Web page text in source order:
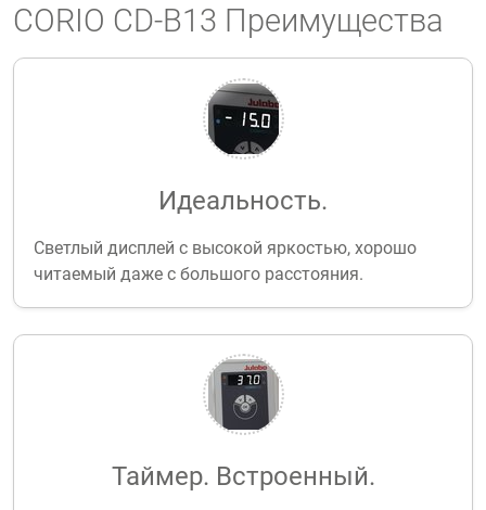
CORIO CD-B13 Преимущества
Идеальность.
Светлый дисплей с высокой яркостью, хорошо
читаемый даже с большого расстояния.
Таймер. Встроенный.